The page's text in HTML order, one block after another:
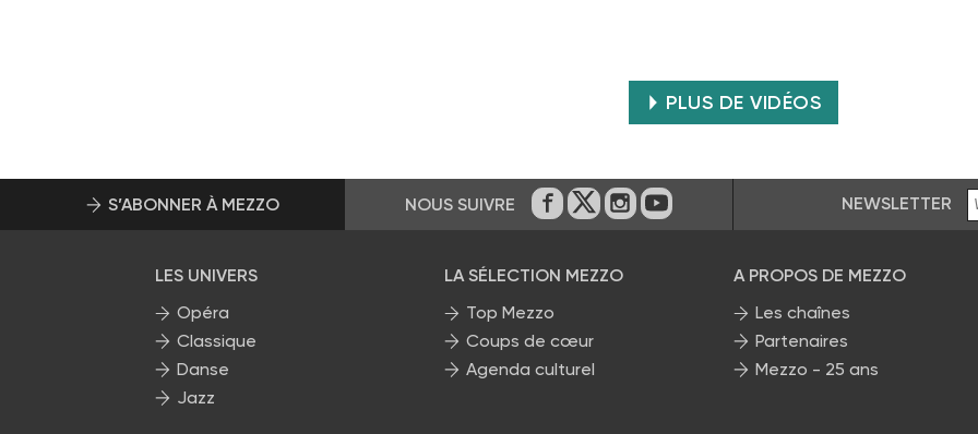
PLUS DE VIDÉOS
S’ABONNER À MEZZO NOUS SUIVRE Sur Facebook
Sur Twitter
Sur Instagram
Sur Youtube NEWSLETTER
LES UNIVERS
Opéra
Classique
Danse
Jazz
LA SÉLECTION MEZZO
Top Mezzo
Coups de cœur
Agenda culturel
A PROPOS DE MEZZO
Les chaînes
Partenaires
Mezzo - 25 ans